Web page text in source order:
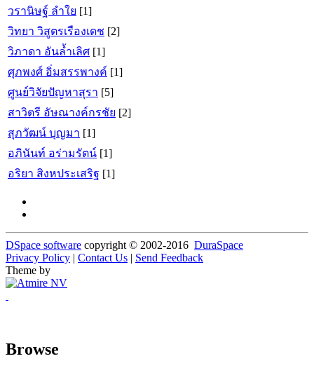
วรานิษฐ์ ลำใย [1]
วิทยา วิสูตรเรืองเดช [2]
วิภาดา อันล้ำเลิศ [1]
ศุภพงศ์ อิ่มสรรพางค์ [1]
ศูนย์วิจัยปัญหาสุรา [5]
สาวิตรี อัษณางค์กรชัย [2]
สุภวัฒน์ บุญมา [1]
อภินันท์ อร่ามรัตน์ [1]
อริยา สิงหประเสริฐ [1]
DSpace software copyright © 2002-2016 DuraSpace
Privacy Policy | Contact Us | Send Feedback
Theme by
Browse